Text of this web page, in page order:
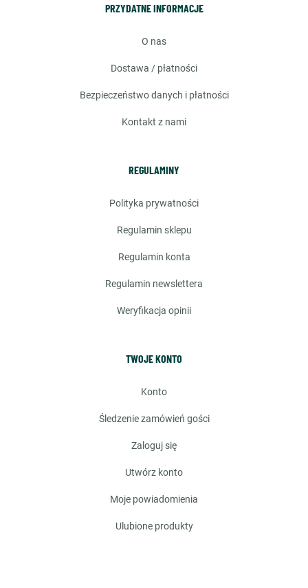
PRZYDATNE INFORMACJE
o nas
dostawa / płatności
bezpieczeństwo danych i płatności
kontakt z nami
REGULAMINY
polityka prywatności
regulamin sklepu
regulamin konta
regulamin newslettera
weryfikacja opinii
TWOJE KONTO
konto
śledzenie zamówień gości
zaloguj się
utwórz konto
moje powiadomienia
ulubione produkty